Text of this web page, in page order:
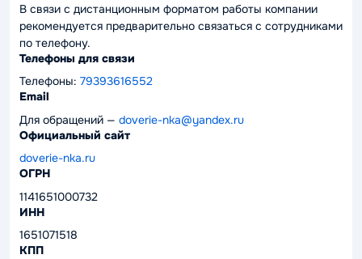
В связи с дистанционным форматом работы компании
рекомендуется предварительно связаться с сотрудниками
по телефону.
Телефоны для связи
Телефоны: 79393616552
Email
Для обращений — doverie-nka@yandex.ru
Официальный сайт
doverie-nka.ru
ОГРН
1141651000732
ИНН
1651071518
КПП